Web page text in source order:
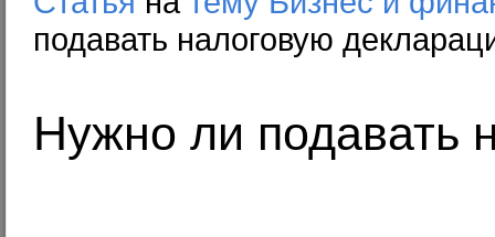
подавать налоговую
Нужно ли подавать